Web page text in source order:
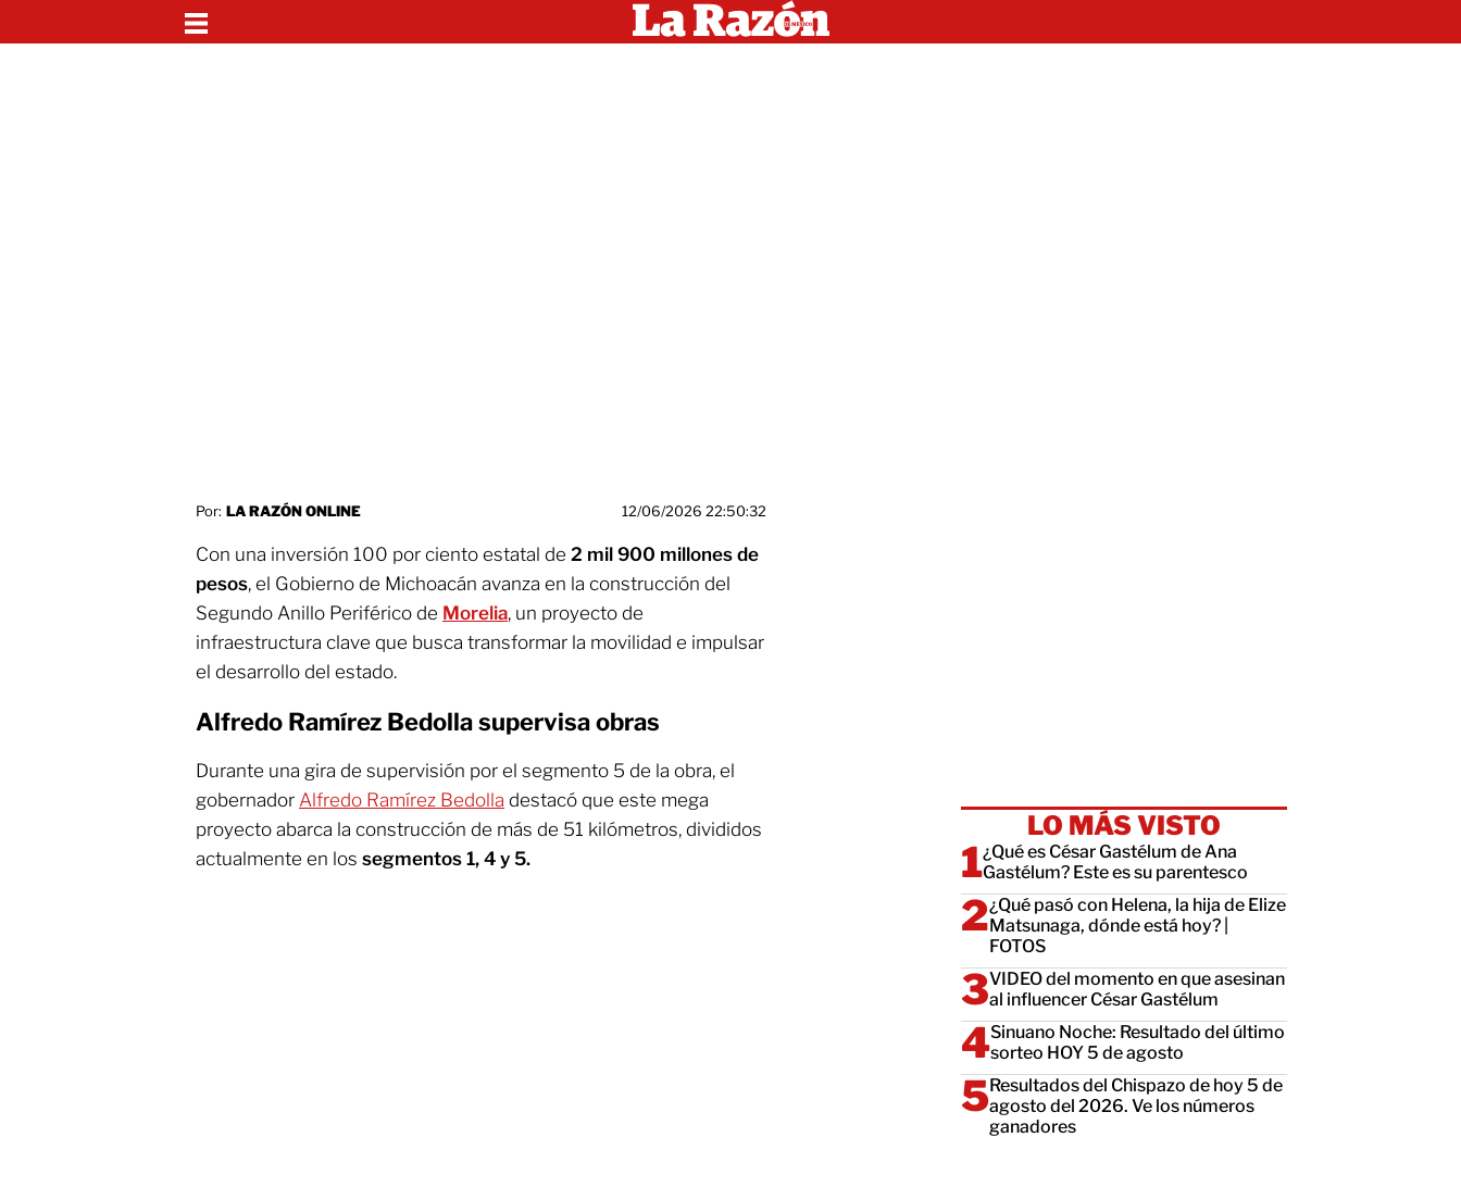
Por: LA RAZÓN ONLINE 12/06/2026 22:50:32
Con una inversión 100 por ciento estatal de 2 mil 900 millones de
pesos, el Gobierno de Michoacán avanza en la construcción del
Segundo Anillo Periférico de Morelia, un proyecto de
infraestructura clave que busca transformar la movilidad e impulsar
el desarrollo del estado.
Alfredo Ramírez Bedolla supervisa obras
Durante una gira de supervisión por el segmento 5 de la obra, el
gobernador Alfredo Ramírez Bedolla destacó que este mega
proyecto abarca la construcción de más de 51 kilómetros, divididos
actualmente en los segmentos 1, 4 y 5.
LO MÁS VISTO
¿Qué es César Gastélum de Ana
Gastélum? Este es su parentesco
¿Qué pasó con Helena, la hija de Elize
Matsunaga, dónde está hoy? |
FOTOS
VIDEO del momento en que asesinan
al influencer César Gastélum
Sinuano Noche: Resultado del último
sorteo HOY 5 de agosto
Resultados del Chispazo de hoy 5 de
agosto del 2026. Ve los números
ganadores